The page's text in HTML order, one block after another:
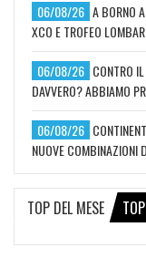
06/08/26 A BORNO
XCO E TROFEO
06/08/26 CONTRO
DAVVERO? ABBIAMO
06/08/26
NUOVE COMBINAZIONI
TOP DEL MESE